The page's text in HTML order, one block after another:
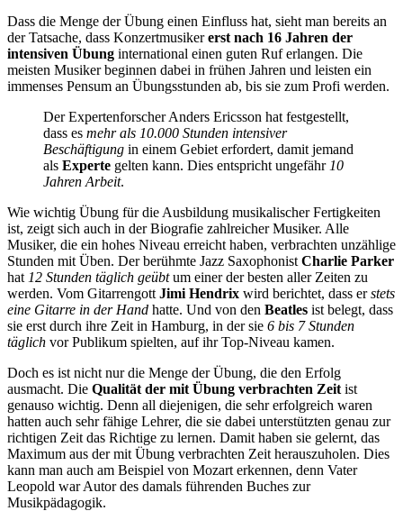
Dass die Menge der Übung einen Einfluss hat, sieht man bereits an
der Tatsache, dass Konzertmusikererst nach 16 Jahren der
intensiven Übung international einen guten Ruf erlangen. Die
meisten Musiker beginnen dabei in frühen Jahren und leisten ein
immenses Pensum an Übungsstunden ab, bis sie zum Profi werden.
Der Expertenforscher Anders Ericsson hat festgestellt,
dass es mehr als 10.000 Stunden intensiver
Beschäftigung in einem Gebiet erfordert, damit jemand
als Experte gelten kann. Dies entspricht ungefähr 10
Jahren Arbeit.
Wie wichtig Übung für die Ausbildung musikalischer Fertigkeiten
ist, zeigt sich auch in der Biografie zahlreicher Musiker. Alle
Musiker, die ein hohes Niveau erreicht haben, verbrachten unzählige
Stunden mit Üben. Der berühmte Jazz Saxophonist Charlie Parker
hat 12 Stunden täglich geübtum einer der besten aller Zeiten zu
werden. Vom Gitarrengott Jimi Hendrix wird berichtet, dass erstets
eine Gitarre in der Hand hatte. Und von den Beatles ist belegt, dass
sie erst durch ihre Zeit in Hamburg, in der sie 6 bis 7 Stunden
täglich vor Publikum spielten, auf ihr Top-Niveau kamen.
Doch es ist nicht nur die Menge der Übung, die den Erfolg
ausmacht. Die Qualität der mit Übung verbrachten Zeit ist
genauso wichtig. Denn all diejenigen, die sehr erfolgreich waren
hatten auch sehr fähige Lehrer, die sie dabei unterstützten genau zur
richtigen Zeit das Richtige zu lernen. Damit haben sie gelernt, das
Maximum aus der mit Übung verbrachten Zeit herauszuholen. Dies
kann man auch am Beispiel von Mozart erkennen, denn Vater
Leopold war Autor des damals führenden Buches zur
Musikpädagogik.